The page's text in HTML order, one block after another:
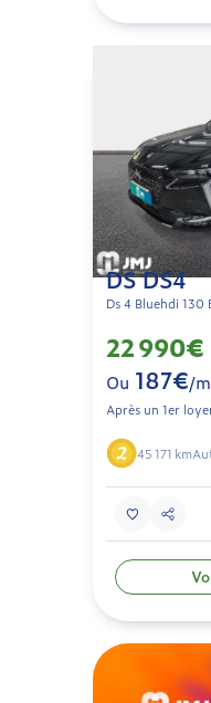
DS DS4
Ds 4 Bluehdi
22 990€
Ou 187€/
Après un 1er
45 171 km